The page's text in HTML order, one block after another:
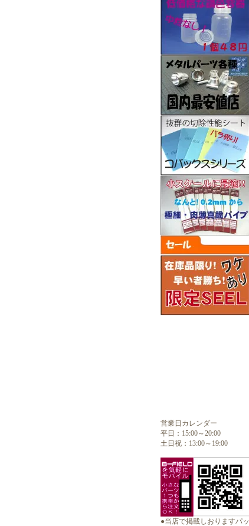
営業日カレンダー
平日：15:00～20:00
土日祝：13:00～19:00
●当店で掲載しおりますパッ